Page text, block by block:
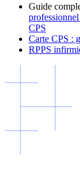
Guide
CPS
Carte CPS :
RPPS